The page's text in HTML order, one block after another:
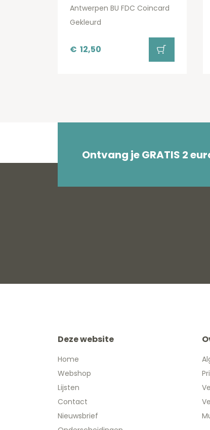
Antwerpen BU FDC Coincard
Gekleurd
€ 12,50
Ontvang je GRATIS 2
Deze website
Home
Webshop
Lijsten
Contact
Nieuwsbrief